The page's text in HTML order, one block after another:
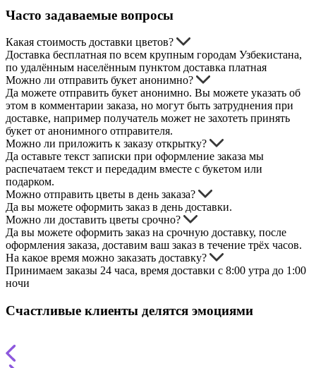
Часто задаваемые вопросы
Какая стоимость доставки цветов?
Доставка бесплатная по всем крупным городам Узбекистана,
по удалённым населённым пунктом доставка платная
Можно ли отправить букет анонимно?
Да можете отправить букет анонимно. Вы можете указать об
этом в комментарии заказа, но могут быть затруднения при
доставке, например получатель может не захотеть принять
букет от анонимного отправителя.
Можно ли приложить к заказу открытку?
Да оставьте текст записки при оформление заказа мы
распечатаем текст и передадим вместе с букетом или
подарком.
Можно отправить цветы в день заказа?
Да вы можете оформить заказ в день доставки.
Можно ли доставить цветы срочно?
Да вы можете оформить заказ на срочную доставку, после
оформления заказа, доставим ваш заказ в течение трёх часов.
На какое время можно заказать доставку?
Принимаем заказы 24 часа, время доставки с 8:00 утра до 1:00
ночи
Счастливые клиенты делятся эмоциями